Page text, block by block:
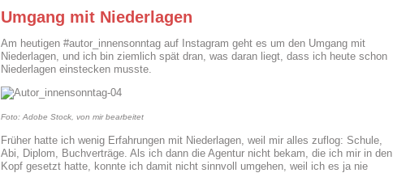
Umgang mit Niederlagen
Am heutigen #autor_innensonntag auf Instagram geht es um den Umgang mit
Niederlagen, und ich bin ziemlich spät dran, was daran liegt, dass ich heute schon
Niederlagen einstecken musste.
Foto: Adobe Stock, von mir bearbeitet
Früher hatte ich wenig Erfahrungen mit Niederlagen, weil mir alles zuflog: Schule,
Abi, Diplom, Buchverträge. Als ich dann die Agentur nicht bekam, die ich mir in den
Kopf gesetzt hatte, konnte ich damit nicht sinnvoll umgehen, weil ich es ja nie